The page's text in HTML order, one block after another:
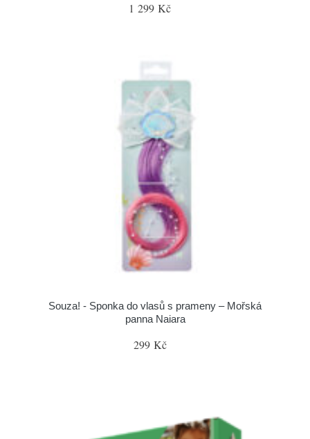
1 299 Kč
Souza! - Sponka do vlasů s prameny – Mořská
panna Naiara
299 Kč